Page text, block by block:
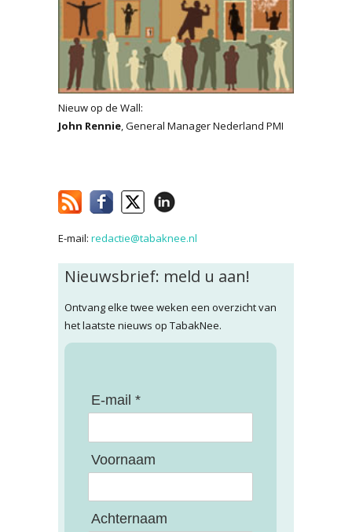
Nieuw op de Wall:
John Rennie, General Manager Nederland PMI
E-mail: redactie@tabaknee.nl
Nieuwsbrief: meld u aan!
Ontvang elke twee weken een overzicht van
het laatste nieuws op TabakNee.
E-mail *
Voornaam
Achternaam